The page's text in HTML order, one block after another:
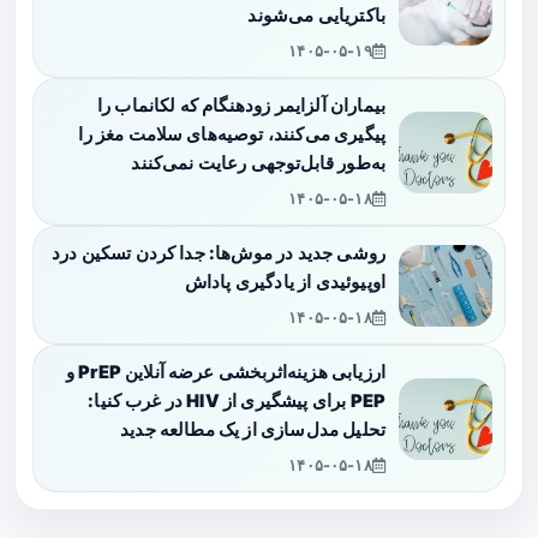
باکتریایی می‌شوند
۱۴۰۵-۰۵-۱۹
بیماران آلزایمر زودهنگام که لکانماب را
پیگیری می‌کنند، توصیه‌های سلامت مغز را
به‌طور قابل‌توجهی رعایت نمی‌کنند
۱۴۰۵-۰۵-۱۸
روشی جدید در موش‌ها: جدا کردن تسکین درد
اوپیوئیدی از یادگیری پاداش
۱۴۰۵-۰۵-۱۸
ارزیابی هزینه‌اثربخشی عرضه آنلاین PrEP و
PEP برای پیشگیری از HIV در غرب کنیا:
تحلیل مدل‌سازی از یک مطالعه جدید
۱۴۰۵-۰۵-۱۸